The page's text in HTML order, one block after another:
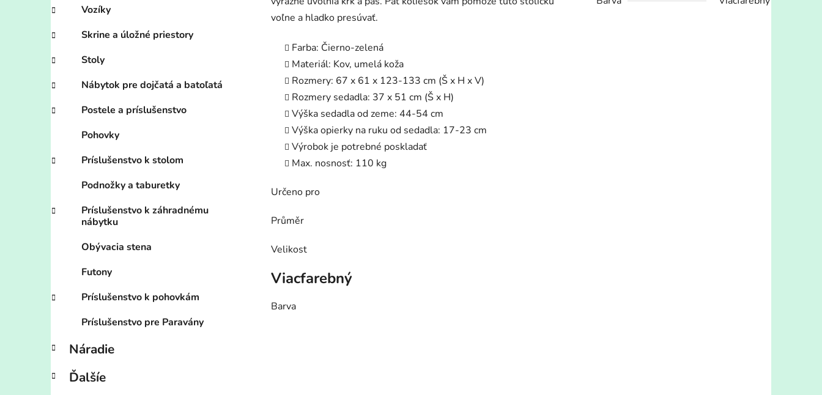
Vozíky
Skrine a úložné priestory
Stoly
Nábytok pre dojčatá a batoľatá
Postele a príslušenstvo
Pohovky
Príslušenstvo k stolom
Podnožky a taburetky
Príslušenstvo k záhradnému
nábytku
Obývacia stena
Futony
Príslušenstvo k pohovkám
Príslušenstvo pre Paravány
Náradie
Ďalšíe
voľne a hladko presúvať.
Farba: Čierno-zelená
Materiál: Kov, umelá koža
Rozmery: 67 x 61 x 123-133 cm (Š x H x V)
Rozmery sedadla: 37 x 51 cm (Š x H)
Výška sedadla od zeme: 44-54 cm
Výška opierky na ruku od sedadla: 17-23 cm
Výrobok je potrebné poskladať
Max. nosnosť: 110 kg
Určeno pro
Průměr
Velikost
Viacfarebný
Barva